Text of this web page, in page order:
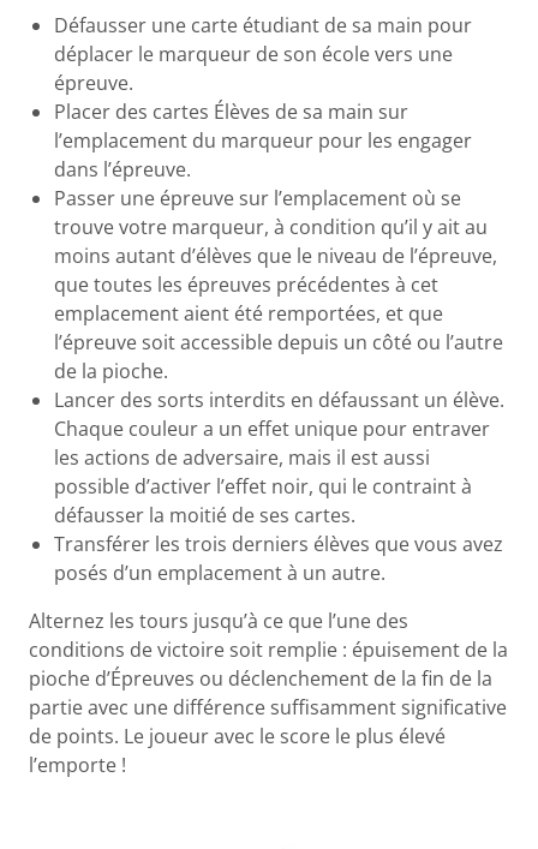
Défausser une carte étudiant de sa main pour
déplacer le marqueur de son école vers une
épreuve.
Placer des cartes Élèves de sa main sur
l’emplacement du marqueur pour les engager
dans l’épreuve.
Passer une épreuve sur l’emplacement où se
trouve votre marqueur, à condition qu’il y ait au
moins autant d’élèves que le niveau de l’épreuve,
que toutes les épreuves précédentes à cet
emplacement aient été remportées, et que
l’épreuve soit accessible depuis un côté ou l’autre
de la pioche.
Lancer des sorts interdits en défaussant un élève.
Chaque couleur a un effet unique pour entraver
les actions de adversaire, mais il est aussi
possible d’activer l’effet noir, qui le contraint à
défausser la moitié de ses cartes.
Transférer les trois derniers élèves que vous avez
posés d’un emplacement à un autre.
Alternez les tours jusqu’à ce que l’une des
conditions de victoire soit remplie : épuisement de la
pioche d’Épreuves ou déclenchement de la fin de la
partie avec une différence suffisamment significative
de points. Le joueur avec le score le plus élevé
l’emporte !